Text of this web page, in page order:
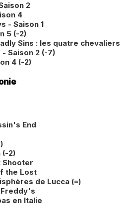
2
4
- Saison 1
5 (-2)
Sins : les quatre chevaliers
Saison 2 (-7)
4 (-2)
End
(-2)
Shooter
the Lost
de Lucca (=)
en Italie